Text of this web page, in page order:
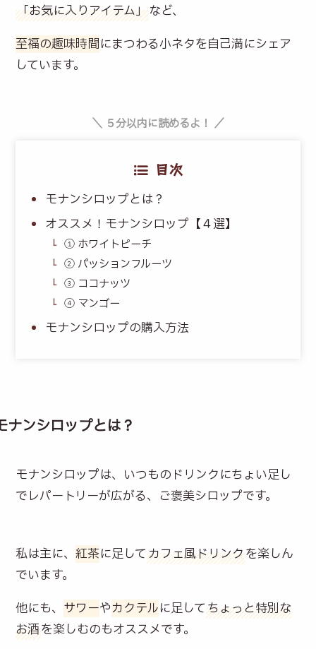
「お気に入りアイテム」など、
至福の趣味時間にまつわる小ネタを自己満にシェア
しています。
＼ ５分以内に読めるよ！ ／
目次
モナンシロップとは？
オススメ！モナンシロップ【４選】
① ホワイトピーチ
② パッションフルーツ
③ ココナッツ
④ マンゴー
モナンシロップの購入方法
ナンシロップとは？
モナンシロップは、いつものドリンクにちょい足し
でレパートリーが広がる、ご褒美シロップです。
私は主に、紅茶に足してカフェ風ドリンクを楽しん
でいます。
他にも、 サワーやカクテルに足してちょっと特別な
お酒を楽しむのもオススメです。